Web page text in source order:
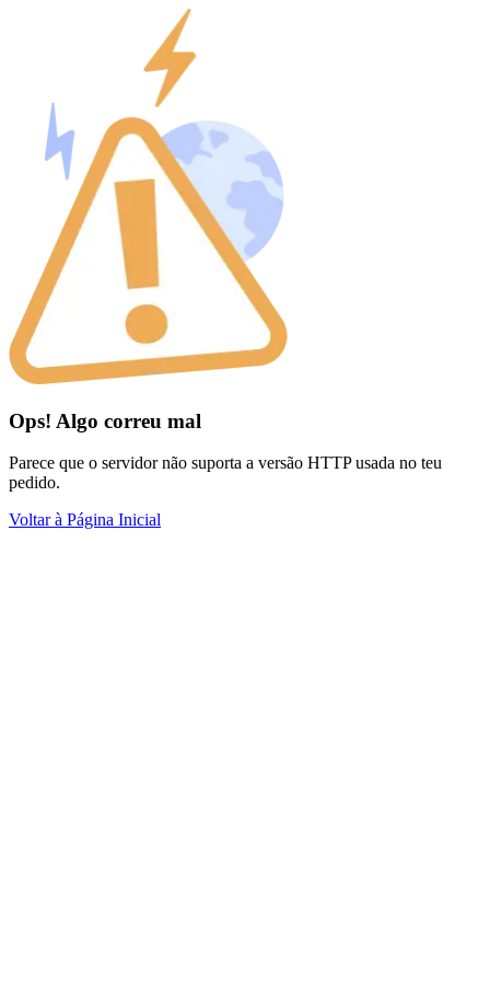
Ops! Algo correu mal
Parece que o servidor não suporta a versão HTTP usada no teu
pedido.
Voltar à Página Inicial